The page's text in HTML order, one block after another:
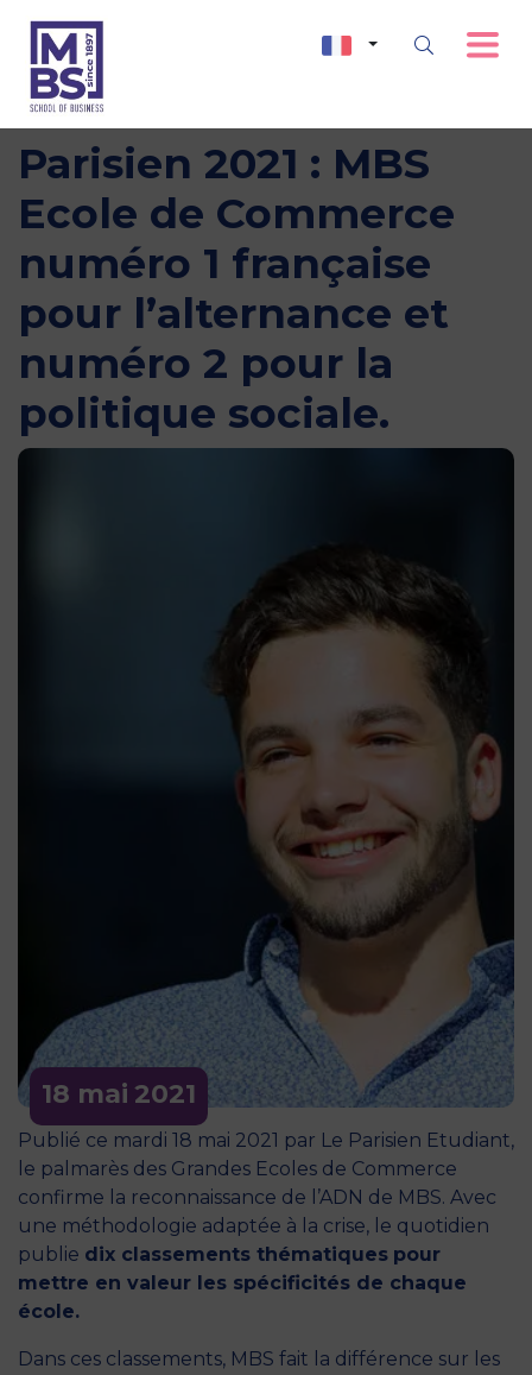
18 mai 2021
Classement Le
Parisien 2021 : MBS
Ecole de Commerce
numéro 1 française
pour l’alternance et
numéro 2 pour la
politique sociale.
Publié ce mardi 18 mai 2021 par Le Parisien Etudiant,
le palmarès des Grandes Ecoles de Commerce
confirme la reconnaissance de l’ADN de MBS. Avec
une méthodologie adaptée à la crise, le quotidien
publie dix classements thématiques pour
mettre en valeur les spécificités de chaque
école.
Dans ces classements, MBS fait la différence sur les